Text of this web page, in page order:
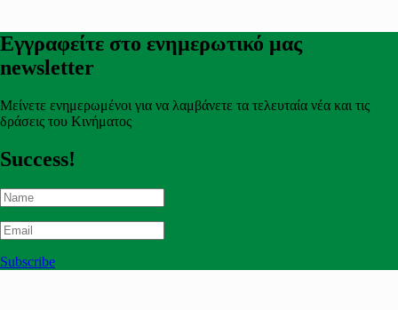
Εγγραφείτε στο ενημερωτικό μας
newsletter
Μείνετε ενημερωμένοι για να λαμβάνετε τα τελευταία νέα και τις
δράσεις του Κινήματος
Success!
Subscribe